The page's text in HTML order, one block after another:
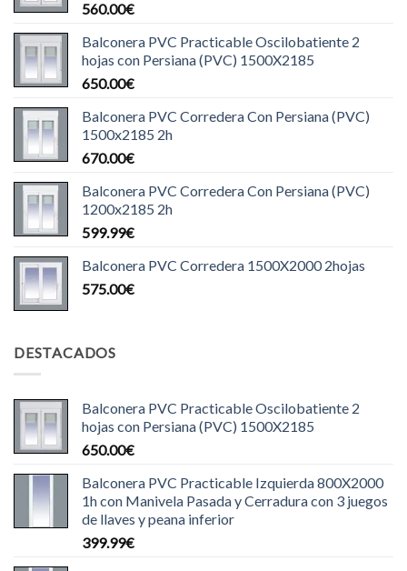
560.00€
Balconera PVC Practicable Oscilobatiente 2
hojas con Persiana (PVC) 1500X2185
650.00€
Balconera PVC Corredera Con Persiana (PVC)
1500x2185 2h
670.00€
Balconera PVC Corredera Con Persiana (PVC)
1200x2185 2h
599.99€
Balconera PVC Corredera 1500X2000 2hojas
575.00€
DESTACADOS
Balconera PVC Practicable Oscilobatiente 2
hojas con Persiana (PVC) 1500X2185
650.00€
Balconera PVC Practicable Izquierda 800X2000
1h con Manivela Pasada y Cerradura con 3 juegos
de llaves y peana inferior
399.99€